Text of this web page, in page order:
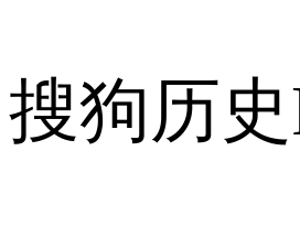
搜狗历